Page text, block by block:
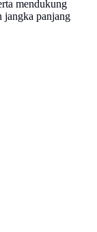
mendukung
jangka panjang